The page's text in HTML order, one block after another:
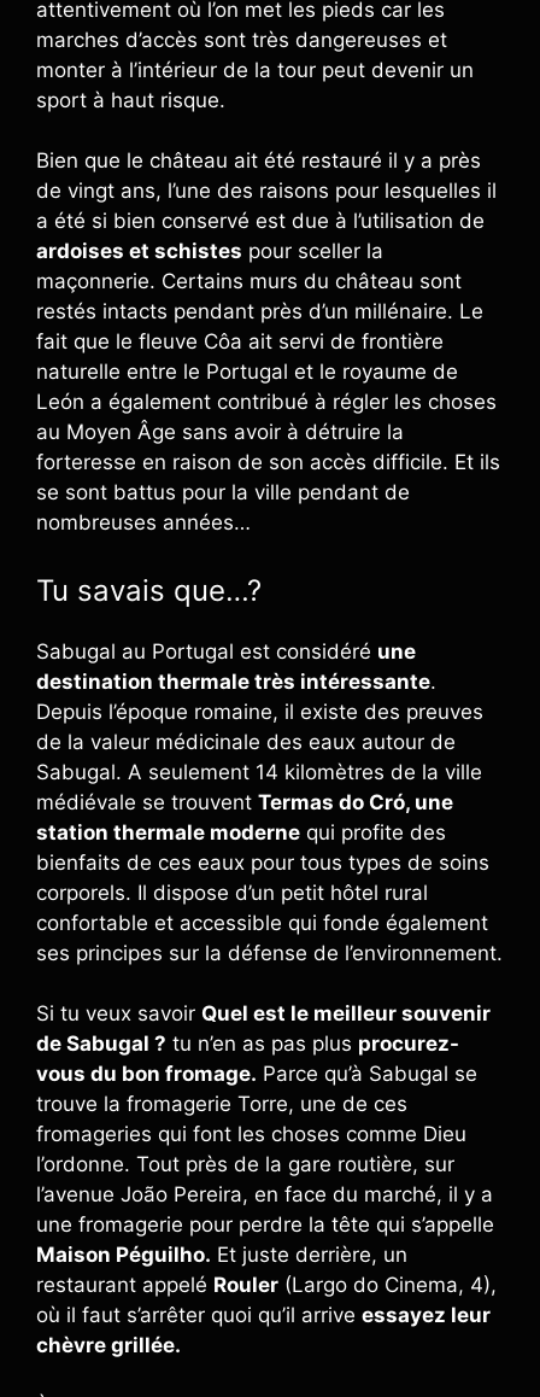
attentivement où l’on met les pieds car les
marches d’accès sont très dangereuses et
monter à l’intérieur de la tour peut devenir un
sport à haut risque.
Bien que le château ait été restauré il y a près
de vingt ans, l’une des raisons pour lesquelles il
a été si bien conservé est due à l’utilisation de
ardoises et schistes pour sceller la
maçonnerie. Certains murs du château sont
restés intacts pendant près d’un millénaire. Le
fait que le fleuve Côa ait servi de frontière
naturelle entre le Portugal et le royaume de
León a également contribué à régler les choses
au Moyen Âge sans avoir à détruire la
forteresse en raison de son accès difficile. Et ils
se sont battus pour la ville pendant de
nombreuses années…
Tu savais que…?
Sabugal au Portugal est considéré une
destination thermale très intéressante.
Depuis l’époque romaine, il existe des preuves
de la valeur médicinale des eaux autour de
Sabugal. A seulement 14 kilomètres de la ville
médiévale se trouvent Termas do Cró, une
station thermale moderne qui profite des
bienfaits de ces eaux pour tous types de soins
corporels. Il dispose d’un petit hôtel rural
confortable et accessible qui fonde également
ses principes sur la défense de l’environnement.
Si tu veux savoir Quel est le meilleur souvenir
de Sabugal ? tu n’en as pas plus procurez-
vous du bon fromage. Parce qu’à Sabugal se
trouve la fromagerie Torre, une de ces
fromageries qui font les choses comme Dieu
l’ordonne. Tout près de la gare routière, sur
l’avenue João Pereira, en face du marché, il y a
une fromagerie pour perdre la tête qui s’appelle
Maison Péguilho. Et juste derrière, un
restaurant appelé Rouler (Largo do Cinema, 4),
où il faut s’arrêter quoi qu’il arrive essayez leur
chèvre grillée.